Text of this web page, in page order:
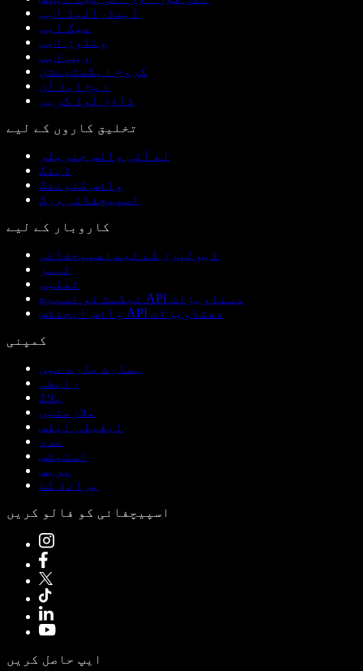
اینڈرائیڈ ایپ
میک ایپ
ونڈوز ایپ
ویب ایپ
کروم ایکسٹینشن
ایج ایڈ آن
ڈاؤن لوڈ کریں
تخلیق کاروں کے لیے
اے آئی وائس جنریٹر
ڈبنگ
وائس کلوننگ
اسپیچفائی ورک
کاروبار کے لیے
ڈیولپرز کے لیے اسپیچفائی
ٹیمز
تعلیم
ٹیکسٹ ٹو اسپیچ API دستاویزات
وائس ایجنٹس API دستاویزات
کمپنی
ہمارے بارے میں
رابطہ
بلاگ
ملازمتیں
ایفیلی ایٹس
مدد
اسٹیٹس
پریس
برانڈ کٹ
اسپیچفائی کو فالو کریں
ایپ حاصل کریں